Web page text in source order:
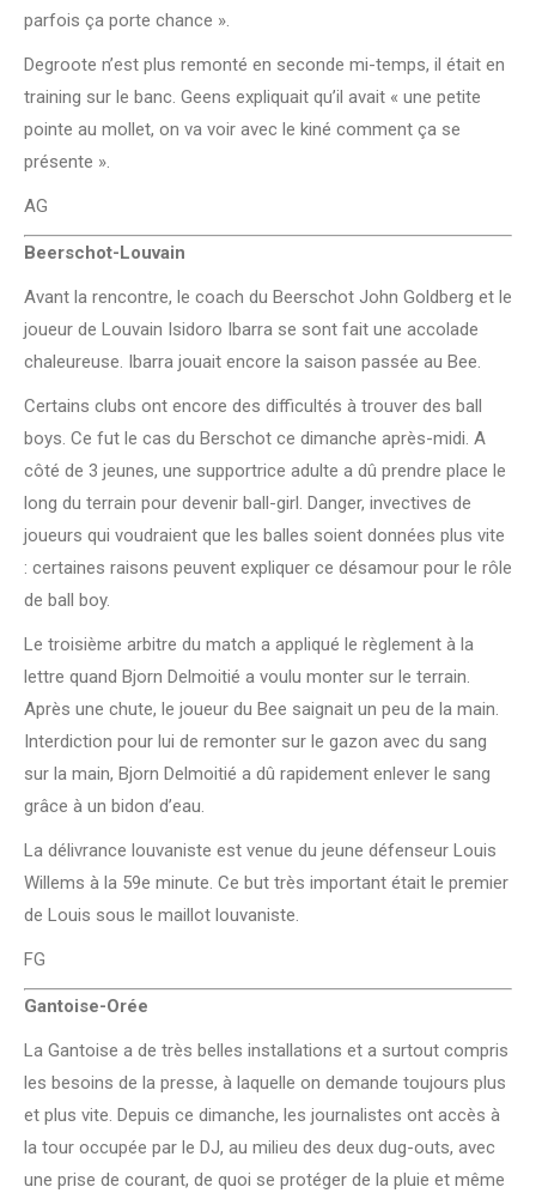
parfois ça porte chance ».
Degroote n’est plus remonté en seconde mi-temps, il était en
training sur le banc. Geens expliquait qu’il avait « une petite
pointe au mollet, on va voir avec le kiné comment ça se
présente ».
AG
Beerschot-Louvain
Avant la rencontre, le coach du Beerschot John Goldberg et le
joueur de Louvain Isidoro Ibarra se sont fait une accolade
chaleureuse. Ibarra jouait encore la saison passée au Bee.
Certains clubs ont encore des difficultés à trouver des ball
boys. Ce fut le cas du Berschot ce dimanche après-midi. A
côté de 3 jeunes, une supportrice adulte a dû prendre place le
long du terrain pour devenir ball-girl. Danger, invectives de
joueurs qui voudraient que les balles soient données plus vite
: certaines raisons peuvent expliquer ce désamour pour le rôle
de ball boy.
Le troisième arbitre du match a appliqué le règlement à la
lettre quand Bjorn Delmoitié a voulu monter sur le terrain.
Après une chute, le joueur du Bee saignait un peu de la main.
Interdiction pour lui de remonter sur le gazon avec du sang
sur la main, Bjorn Delmoitié a dû rapidement enlever le sang
grâce à un bidon d’eau.
La délivrance louvaniste est venue du jeune défenseur Louis
Willems à la 59e minute. Ce but très important était le premier
de Louis sous le maillot louvaniste.
FG
Gantoise-Orée
La Gantoise a de très belles installations et a surtout compris
les besoins de la presse, à laquelle on demande toujours plus
et plus vite. Depuis ce dimanche, les journalistes ont accès à
la tour occupée par le DJ, au milieu des deux dug-outs, avec
une prise de courant, de quoi se protéger de la pluie et même